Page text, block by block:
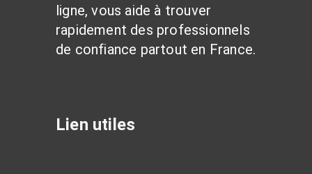
ligne, vous aide à trouver
rapidement des professionnels
de confiance partout en France.
Lien utiles